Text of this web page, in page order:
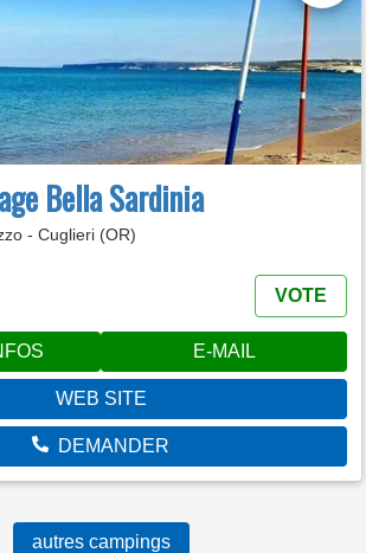
Bella Sardinia
- Cuglieri (OR)
VOTE
E-MAIL
WEB SITE
DEMANDER
autres campings